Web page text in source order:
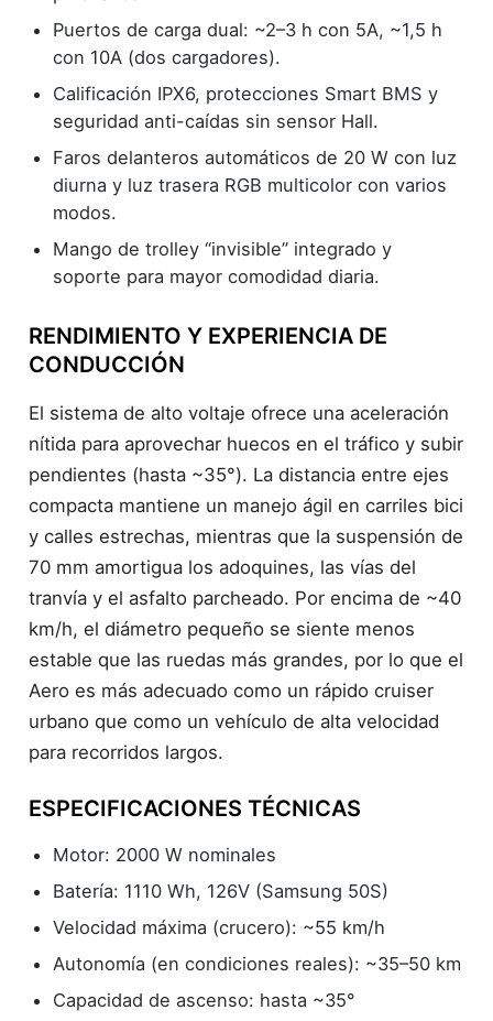
Puertos de carga dual: ~2–3 h con 5A, ~1,5 h
con 10A (dos cargadores).
Calificación IPX6, protecciones Smart BMS y
seguridad anti-caídas sin sensor Hall.
Faros delanteros automáticos de 20 W con luz
diurna y luz trasera RGB multicolor con varios
modos.
Mango de trolley “invisible” integrado y
soporte para mayor comodidad diaria.
RENDIMIENTO Y EXPERIENCIA DE
CONDUCCIÓN
El sistema de alto voltaje ofrece una aceleración
nítida para aprovechar huecos en el tráfico y subir
pendientes (hasta ~35°). La distancia entre ejes
compacta mantiene un manejo ágil en carriles bici
y calles estrechas, mientras que la suspensión de
70 mm amortigua los adoquines, las vías del
tranvía y el asfalto parcheado. Por encima de ~40
km/h, el diámetro pequeño se siente menos
estable que las ruedas más grandes, por lo que el
Aero es más adecuado como un rápido cruiser
urbano que como un vehículo de alta velocidad
para recorridos largos.
ESPECIFICACIONES TÉCNICAS
Motor: 2000 W nominales
Batería: 1110 Wh, 126V (Samsung 50S)
Velocidad máxima (crucero): ~55 km/h
Autonomía (en condiciones reales): ~35–50 km
Capacidad de ascenso: hasta ~35°